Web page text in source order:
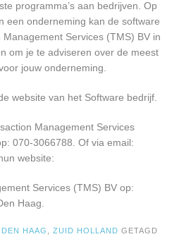
programma’s aan bedrijven. Op
een onderneming kan de software
Services (TMS) BV in
om je te adviseren over de meest
jouw onderneming.
website van het Software bedrijf.
Management Services
070-3066788. Of via email:
website:
Services (TMS) BV op:
Haag.
DEN HAAG ZUID HOLLAND GETAGD